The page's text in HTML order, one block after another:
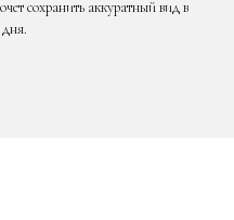
сохранить аккуратный вид в
дня.